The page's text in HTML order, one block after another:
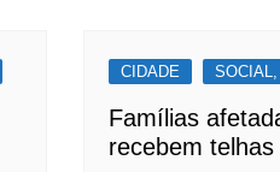
CIDADE
Famílias
recebem telhas